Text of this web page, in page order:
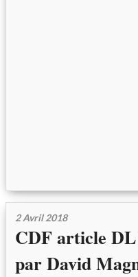
2 Avril 2018
CDF article
par David